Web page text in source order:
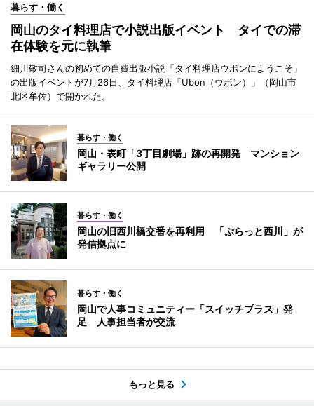
暮らす・働く
岡山のタイ料理店で小説出版イベント タイでの滞
在体験を元に執筆
細川敬司さんの初めての自費出版小説「タイ料理店ウボンにようこそ」
の出版イベントが7月26日、タイ料理店「Ubon（ウボン）」（岡山市
北区牟佐）で開かれた。
暮らす・働く
岡山・表町「3丁目劇場」跡の再開発 マンション
ギャラリー公開
暮らす・働く
岡山の旧西川橋交番を再利用 「ぷらっと西川」が
発信拠点に
暮らす・働く
岡山で人事コミュニティー「スイッチプラス」発
足 人事担当者が交流
もっと見る